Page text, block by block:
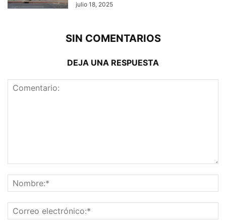
julio 18, 2025
SIN COMENTARIOS
DEJA UNA RESPUESTA